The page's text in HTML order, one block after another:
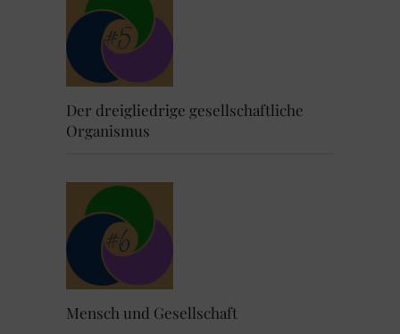
Der dreigliedrige gesellschaftliche
Organismus
Mensch und Gesellschaft